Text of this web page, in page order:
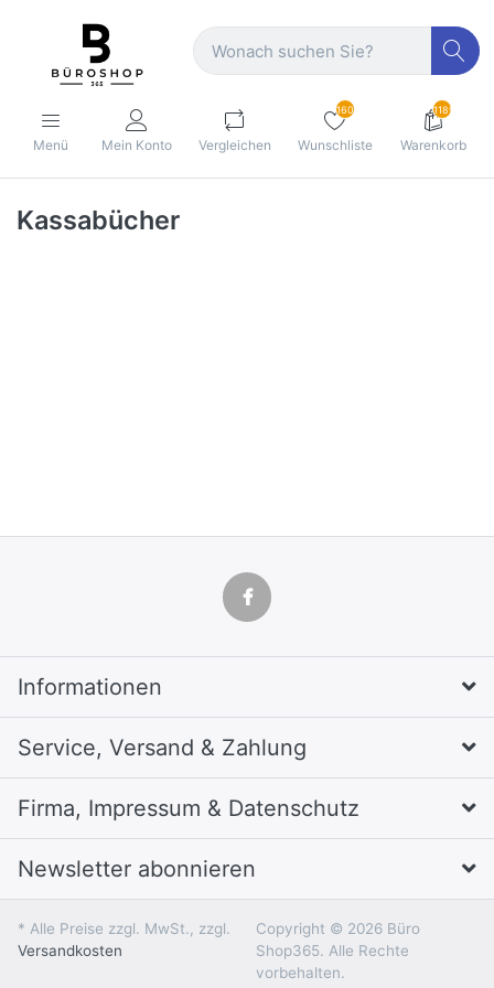
Menü Mein Konto Vergleichen
160
Wunschliste
1189
Warenkorb
Kassabücher
Informationen
Service, Versand & Zahlung
Firma, Impressum & Datenschutz
Newsletter abonnieren
* Alle Preise zzgl. MwSt., zzgl.
Versandkosten
Copyright © 2026 Büro
Shop365. Alle Rechte
vorbehalten.